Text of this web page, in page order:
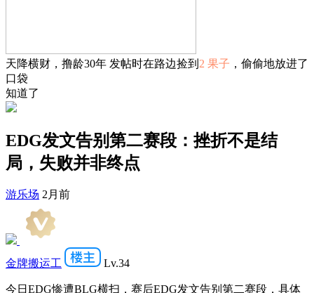
天降横财，撸龄30年 发帖时在路边捡到 2 果子 ，偷偷地放进了
口袋
知道了
EDG发文告别第二赛段：挫折不是结
局，失败并非终点
游乐场 2月前
金牌搬运工 Lv.34
今日EDG惨遭BLG横扫，赛后EDG发文告别第二赛段，具体